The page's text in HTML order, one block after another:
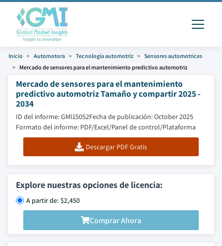
Inicio Automotora Tecnología automotriz
Sensores automotrices
Mercado de sensores para el mantenimiento predictivo automotriz
Mercado de sensores para el mantenimiento
predictivo automotriz Tamaño y compartir 2025 -
2034
ID del informe: GMI15052Fecha de publicación: October 2025
Formato del informe: PDF/Excel/Panel de control/Plataforma
Descargar PDF Gratis
Explore nuestras opciones de licencia:
A partir de: $2,450
Comprar Ahora